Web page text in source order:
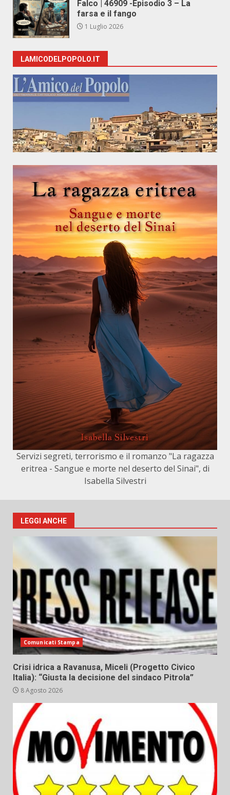
Falco | 46909 -Episodio 3 – La
farsa e il fango
1 Luglio 2026
LAMICODELPOPOLO.IT
Servizi segreti, terrorismo e il romanzo "La ragazza
eritrea - Sangue e morte nel deserto del Sinai", di
Isabella Silvestri
LEGGI ANCHE
Comunicati Stampa
Crisi idrica a Ravanusa, Miceli (Progetto Civico
Italia): “Giusta la decisione del sindaco Pitrola”
8 Agosto 2026